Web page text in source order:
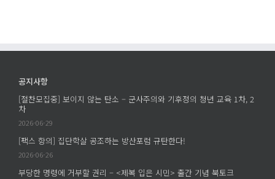
공지사항
[절찬모집중] 보이지 않는 탄소 – 군사주의와 기후정의 청년 교육 1차, 2
차
2026-06-29
[팩스 항의] 집단학살 공조하는 방산포럼 규탄한다!
2026-06-26
부당한 명령에 거부할 권리 – <제복 입은 시민> 출간 기념 북토크